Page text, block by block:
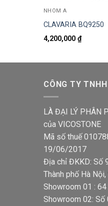
NHÓM A
CLAVARIA BQ9250
4,200,000 ₫
CÔNG TY
LÀ ĐẠI LÝ PHÂN
của VICOSTONE
Mã số thuế
19/06/2017
Địa chỉ ĐKKD: Số
Thành phố Hà
Showroom 01 :
Showroom 02: Số